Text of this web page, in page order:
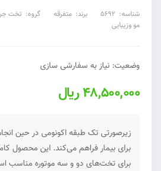
شناسه: 5692 برند: متفرقه گروه: تخت
مو وزیبایی
وضعیت: نیاز به سفارشی سازی
48,500,000 ریال
زیرصورتی تک طبقه اکونومی در حین
برای بیمار فراهم می‌کند. این محصول
برای تخت‌های دو و سه موتوره مناسب